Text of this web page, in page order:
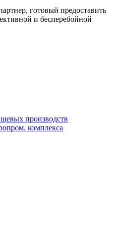
готовый предоставить
и бесперебойной
производств
комплекса